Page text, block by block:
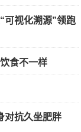
可视化溯源”领跑
食不一样
对抗久坐肥胖